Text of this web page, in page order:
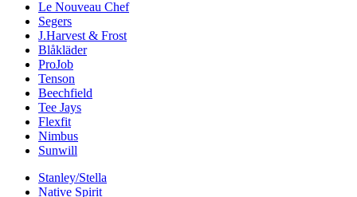
Le Nouveau Chef
Segers
J.Harvest & Frost
Blåkläder
ProJob
Tenson
Beechfield
Tee Jays
Flexfit
Nimbus
Sunwill
Stanley/Stella
Native Spirit